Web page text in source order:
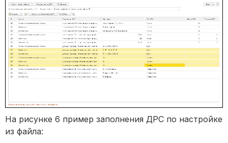
На рисунке 6 пример заполнения ДРС по настройке
из файла: